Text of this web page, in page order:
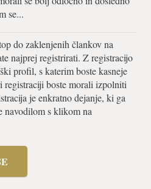
se...
do zaklenjenih člankov na
najprej registrirati. Z registracijo
profil, s katerim boste kasneje
registraciji boste morali izpolniti
je enkratno dejanje, ki ga
navodilom s klikom na